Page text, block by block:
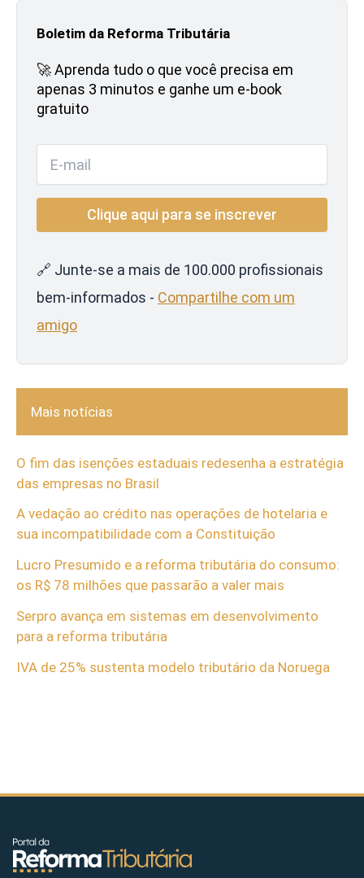
Boletim da Reforma Tributária
🚀 Aprenda tudo o que você precisa em
apenas 3 minutos e ganhe um e-book
gratuito
🔗 Junte-se a mais de 100.000 profissionais
bem-informados - Compartilhe com um
amigo
Mais notícias
O fim das isenções estaduais redesenha a estratégia
das empresas no Brasil
A vedação ao crédito nas operações de hotelaria e
sua incompatibilidade com a Constituição
Lucro Presumido e a reforma tributária do consumo:
os R$ 78 milhões que passarão a valer mais
Serpro avança em sistemas em desenvolvimento
para a reforma tributária
IVA de 25% sustenta modelo tributário da Noruega